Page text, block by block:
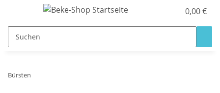
0,00 €
Bürsten